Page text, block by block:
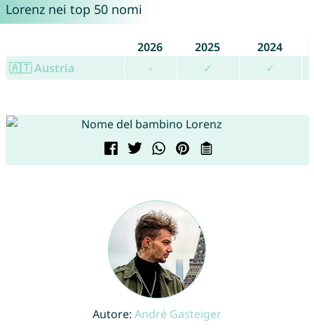
Lorenz nei top 50 nomi
2026 2025
2024
🇦🇹 Austria
- ✓ ✓
Autore: André Gasteiger